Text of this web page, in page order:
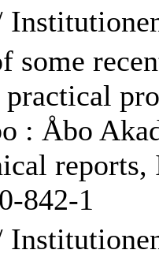
some
: Åbo
842-1